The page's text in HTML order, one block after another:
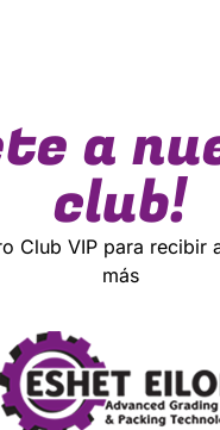
a
club!
Club VIP para recibir
más